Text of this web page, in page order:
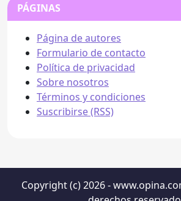
PÁGINAS
Página de autores
Formulario de contacto
Política de privacidad
Sobre nosotros
Términos y condiciones
Suscribirse (RSS)
Copyright (c) 2026 -